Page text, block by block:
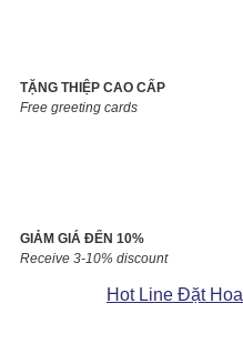
TẶNG THIỆP CAO CẤP
Free greeting cards
GIẢM GIÁ ĐẾN 10%
Receive 3-10% discount
Hot Line Đặt Hoa